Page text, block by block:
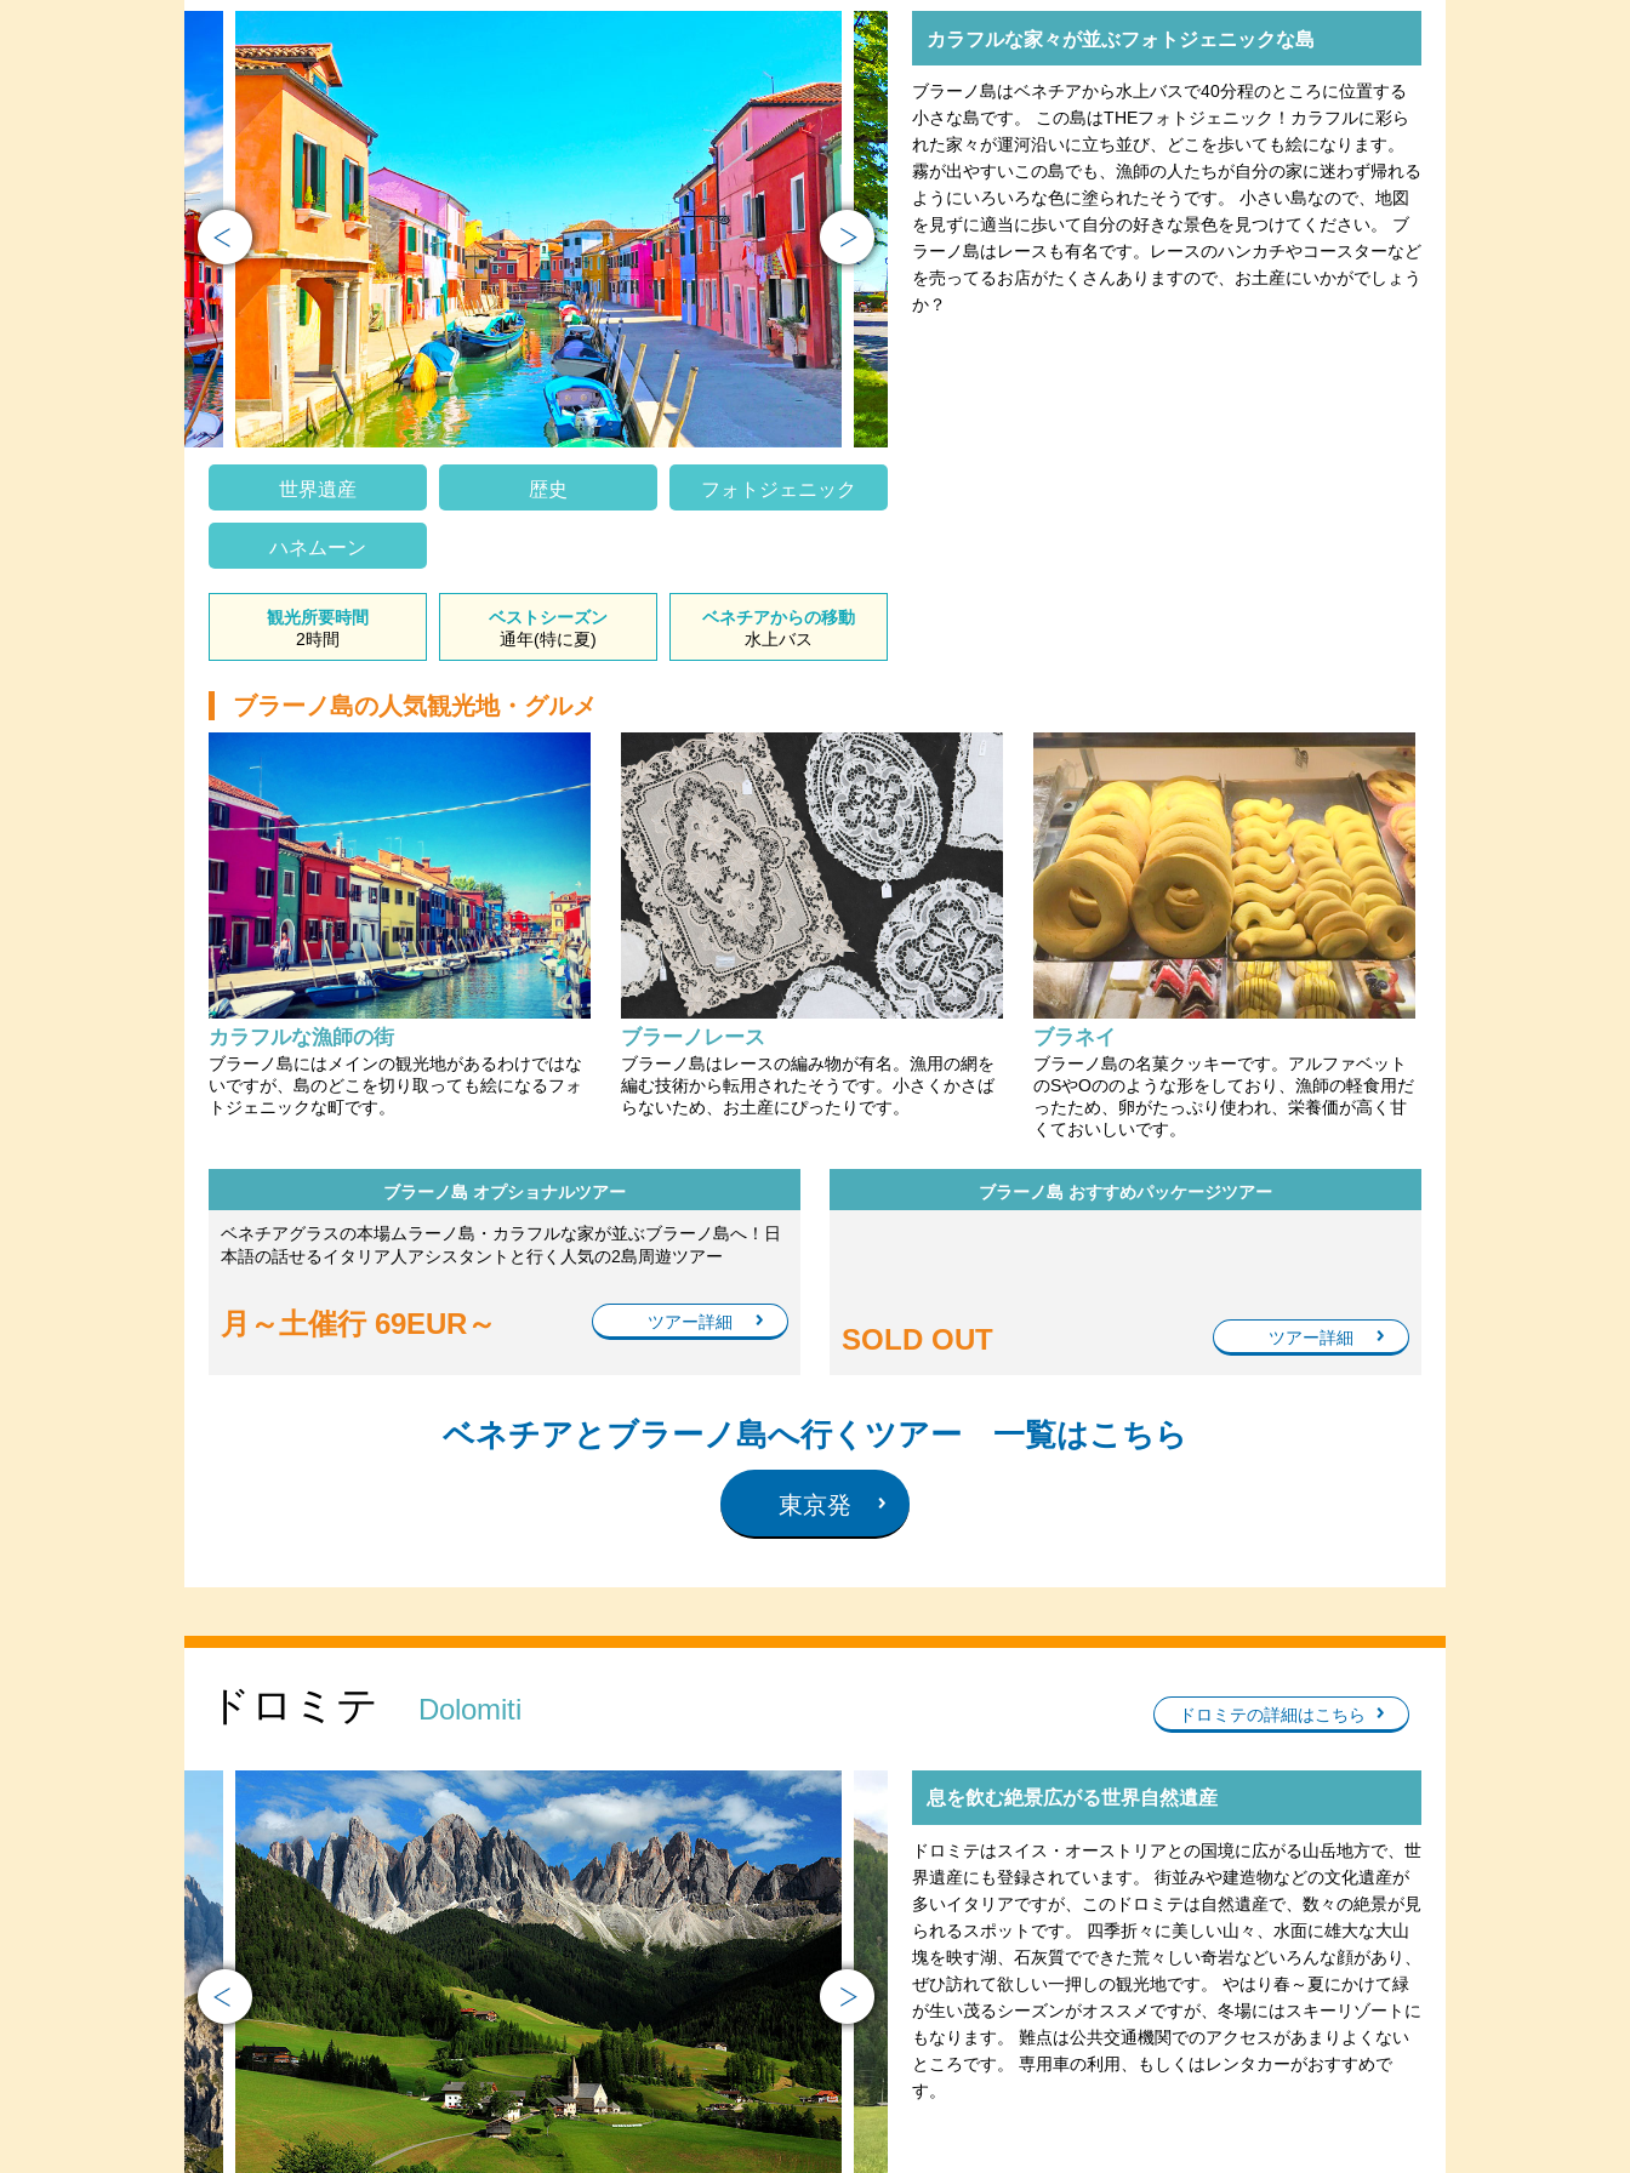
Prev Next
カラフルな家々が並ぶフォトジェニックな島
ブラーノ島はベネチアから水上バスで40分程のところに位置する
小さな島です。 この島はTHEフォトジェニック！カラフルに彩ら
れた家々が運河沿いに立ち並び、どこを歩いても絵になります。
霧が出やすいこの島でも、漁師の人たちが自分の家に迷わず帰れる
ようにいろいろな色に塗られたそうです。 小さい島なので、地図
を見ずに適当に歩いて自分の好きな景色を見つけてください。 ブ
ラーノ島はレースも有名です。レースのハンカチやコースターなど
を売ってるお店がたくさんありますので、お土産にいかがでしょう
か？
世界遺産 歴史 フォトジェニック
ハネムーン
観光所要時間
2時間
ベストシーズン
通年(特に夏)
ベネチアからの移動
水上バス
ブラーノ島の人気観光地・グルメ
カラフルな漁師の街
ブラーノ島にはメインの観光地があるわけではな
いですが、島のどこを切り取っても絵になるフォ
トジェニックな町です。
ブラーノレース
ブラーノ島はレースの編み物が有名。漁用の網を
編む技術から転用されたそうです。小さくかさば
らないため、お土産にぴったりです。
ブラネイ
ブラーノ島の名菓クッキーです。アルファベット
のSやOののような形をしており、漁師の軽食用だ
ったため、卵がたっぷり使われ、栄養価が高く甘
くておいしいです。
ブラーノ島 オプショナルツアー
ベネチアグラスの本場ムラーノ島・カラフルな家が並ぶブラーノ島へ！日
本語の話せるイタリア人アシスタントと行く人気の2島周遊ツアー
月～土催行 69EUR～ ツアー詳細
ブラーノ島 おすすめパッケージツアー
SOLD OUT ツアー詳細
ベネチアとブラーノ島へ行くツアー 一覧はこちら
東京発
ドロミテ Dolomiti ドロミテの詳細はこちら
Prev Next
息を飲む絶景広がる世界自然遺産
ドロミテはスイス・オーストリアとの国境に広がる山岳地方で、世
界遺産にも登録されています。 街並みや建造物などの文化遺産が
多いイタリアですが、このドロミテは自然遺産で、数々の絶景が見
られるスポットです。 四季折々に美しい山々、水面に雄大な大山
塊を映す湖、石灰質でできた荒々しい奇岩などいろんな顔があり、
ぜひ訪れて欲しい一押しの観光地です。 やはり春～夏にかけて緑
が生い茂るシーズンがオススメですが、冬場にはスキーリゾートに
もなります。 難点は公共交通機関でのアクセスがあまりよくない
ところです。 専用車の利用、もしくはレンタカーがおすすめで
す。